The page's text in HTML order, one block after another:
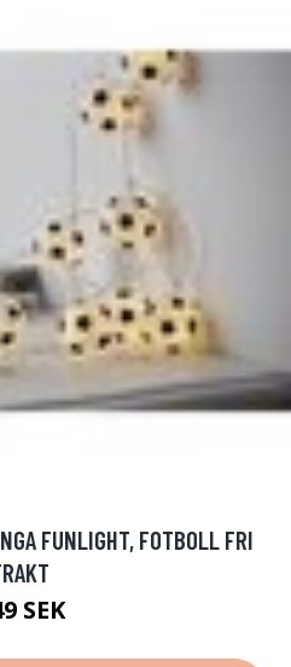
FUNLIGHT, FOTBOLL FRI
SEK